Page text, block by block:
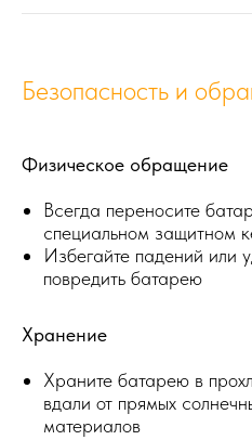
Безопасность и
Физическое обращение
Всегда переносите
специальном защитном
Избегайте падений или
повредить батарею
Хранение
Храните батарею в
вдали от прямых
материалов